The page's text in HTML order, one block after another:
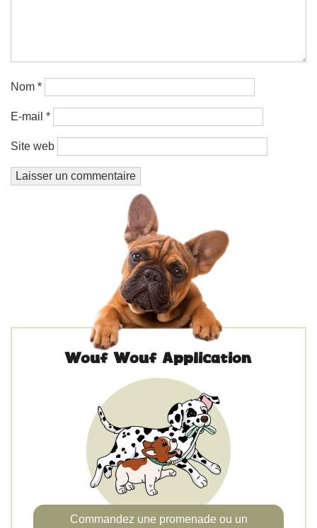
Nom *
E-mail *
Site web
Wouf Wouf Application
Commandez une promenade ou un